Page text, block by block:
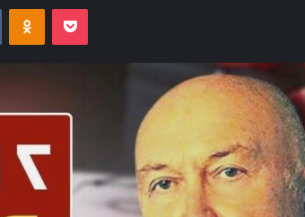
VKontakteOdnoklassniki
Pocket